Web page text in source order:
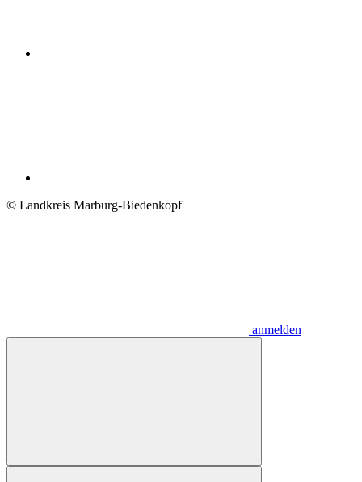
© Landkreis Marburg-Biedenkopf
anmelden